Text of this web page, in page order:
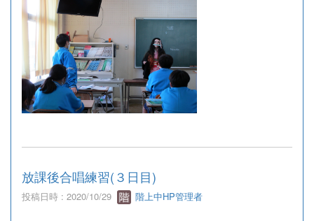
放課後合唱練習(３日目)
投稿日時 : 2020/10/29 階上中HP管理者